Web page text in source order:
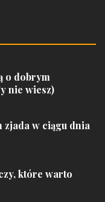
o dobrym
nie wiesz)
zjada w ciągu dnia
które warto